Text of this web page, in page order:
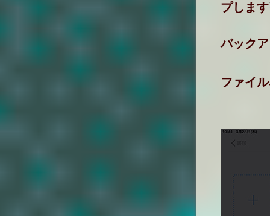
プします
バック
ファイ